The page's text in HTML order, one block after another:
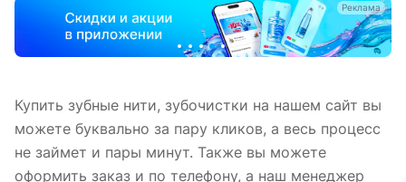
Реклама
Купить зубные нити, зубочистки на нашем сайт вы
можете буквально за пару кликов, а весь процесс
не займет и пары минут. Также вы можете
оформить заказ и по телефону, а наш менеджер